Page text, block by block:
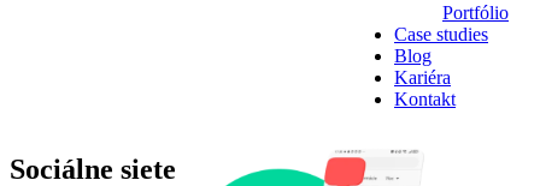
Portfólio
Case studies
Blog
Kariéra
Kontakt
Sociálne siete